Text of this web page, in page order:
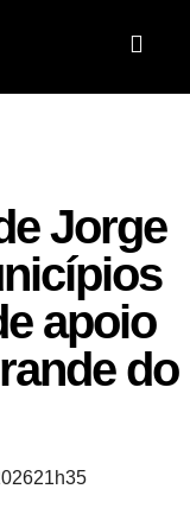
Jorge
apoio
do
21h35